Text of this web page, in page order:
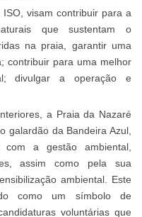
visam contribuir para a
que sustentam o
na praia, garantir uma
contribuir para uma melhor
divulgar a operação e
a Praia da Nazaré
galardão da Bandeira Azul,
a gestão ambiental,
assim como pela sua
ambiental. Este
como um símbolo de
voluntárias que